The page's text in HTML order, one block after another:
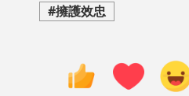
#擁護效忠